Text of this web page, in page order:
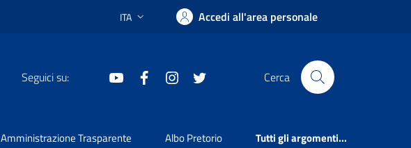
Lingua attiva:
ITA Accedi all'area personale
Seguici su: youtube facebookinstagram Cerca
Amministrazione Trasparente Albo Pretorio Tutti gli argomenti...